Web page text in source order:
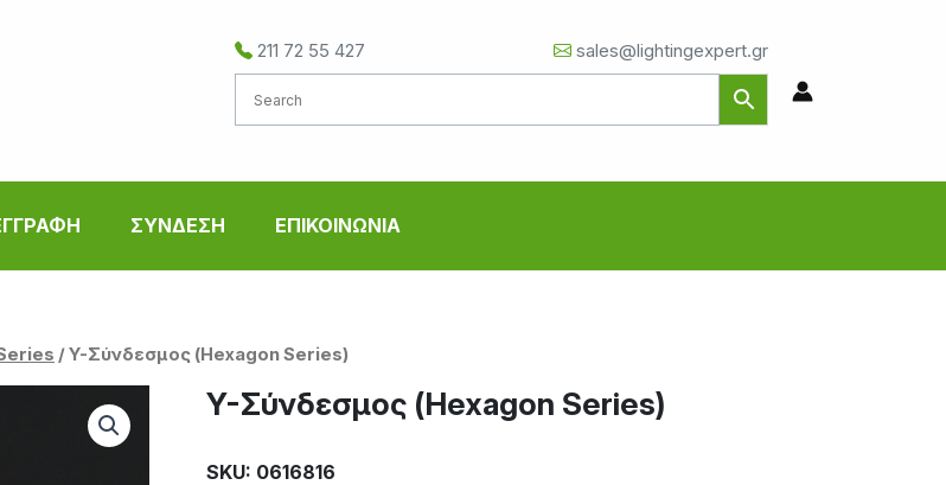
211 72 55 427 sales@lightingexpert.gr
ΣΥΝΔΕΣΗ ΕΠΙΚΟΙΝΩΝΙΑ
/ Y-Σύνδεσμος (Hexagon Series)
Y-Σύνδεσμος (Hexagon Series)
SKU: 0616816